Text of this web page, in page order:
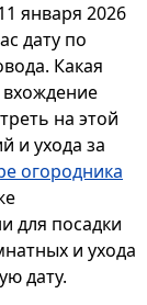
января 2026
дату по
Какая
вхождение
на этой
и ухода за
огородника
для посадки
и ухода
дату.